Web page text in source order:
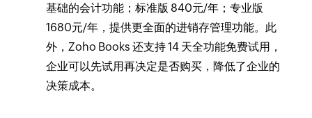
基础的会计功能；标准版 840元/年；专业版
1680元/年，提供更全面的进销存管理功能。此
外，Zoho Books 还支持 14 天全功能免费试用，
企业可以先试用再决定是否购买，降低了企业的
决策成本。